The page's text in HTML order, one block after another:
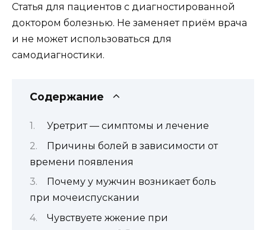
Статья для пациентов с диагностированной
доктором болезнью. Не заменяет приём врача
и не может использоваться для
самодиагностики.
Содержание
Уретрит — симптомы и лечение
Причины болей в зависимости от
времени появления
Почему у мужчин возникает боль
при мочеиспускании
Чувствуете жжение при